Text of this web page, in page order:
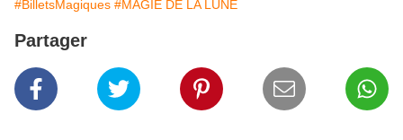
#BilletsMagiques #MAGIE DE LA LUNE
Partager